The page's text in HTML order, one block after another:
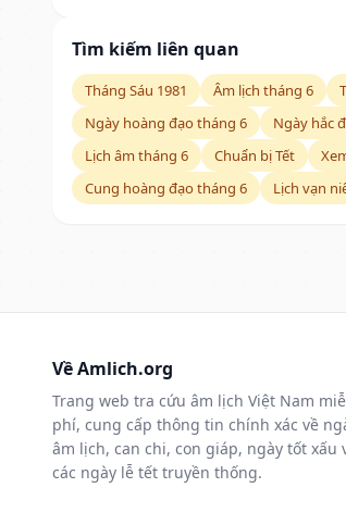
Tìm kiếm liên quan
Tháng Sáu 1981 Âm lịch tháng 6
Ngày hoàng đạo tháng 6
Ngày hắc
Lịch âm tháng 6
Chuẩn bị Tết
Cung hoàng đạo tháng 6
Lịch vạn
Về Amlich.org
Trang web tra cứu âm lịch Việt Nam
phí, cung cấp thông tin chính xác về
âm lịch, can chi, con giáp, ngày tốt xấu
các ngày lễ tết truyền thống.